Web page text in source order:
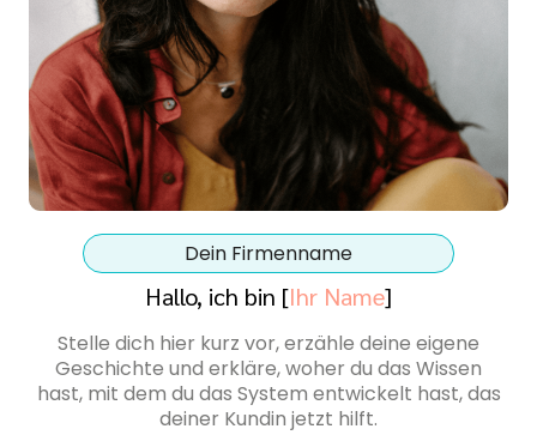
Dein Firmenname
Hallo, ich bin [Ihr Name]
Stelle dich hier kurz vor, erzähle deine eigene
Geschichte und erkläre, woher du das Wissen
hast, mit dem du das System entwickelt hast, das
deiner Kundin jetzt hilft.